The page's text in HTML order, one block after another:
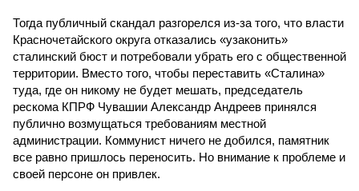
Тогда публичный скандал разгорелся из-за того, что власти
Красночетайского округа отказались «узаконить»
сталинский бюст и потребовали убрать его с общественной
территории. Вместо того, чтобы переставить «Сталина»
туда, где он никому не будет мешать, председатель
рескома КПРФ Чувашии Александр Андреев принялся
публично возмущаться требованиям местной
администрации. Коммунист ничего не добился, памятник
все равно пришлось переносить. Но внимание к проблеме и
своей персоне он привлек.